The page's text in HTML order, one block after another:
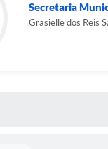
Secretaria
Grasielle dos Reis